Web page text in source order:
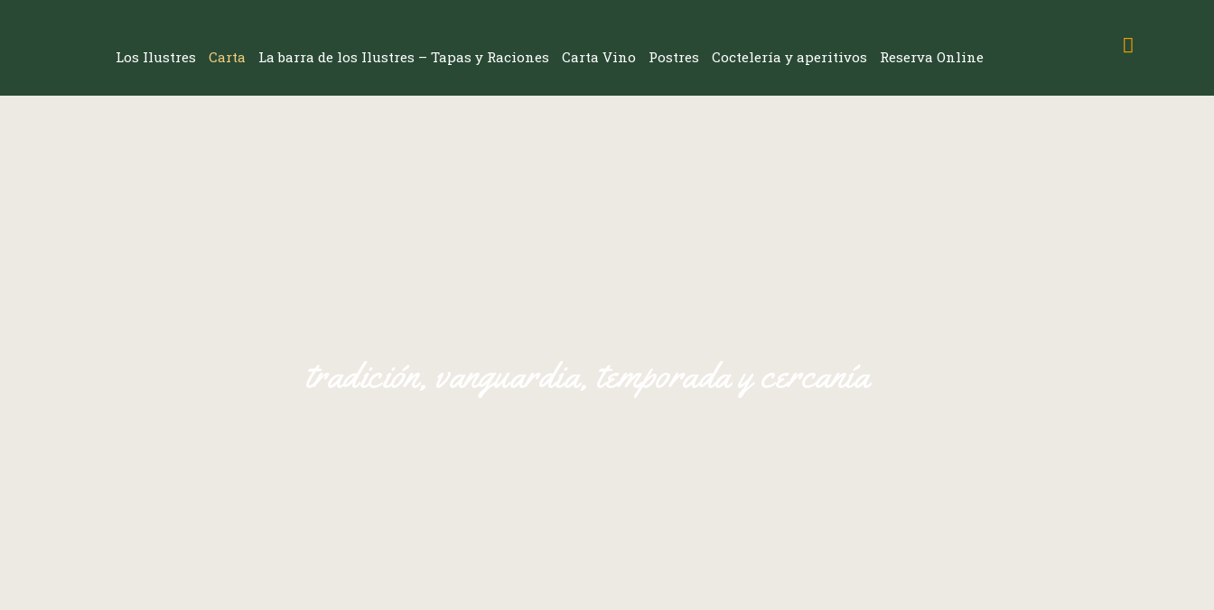
Los Ilustres Carta La barra de los Ilustres – Tapas y Raciones Carta Vino Postres Coctelería y aperitivos Reserva Online
tradición, vanguardia, temporada y cercanía